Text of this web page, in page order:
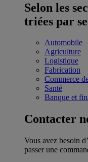
Selon les
triées par
Automobile
Agriculture
Logistique
Fabrication
Commerce
Santé
Banque et
Contacter
Vous avez besoin
passer une